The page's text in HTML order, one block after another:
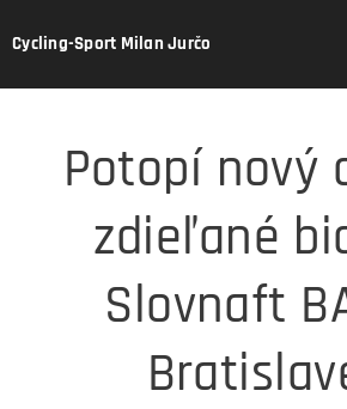
Cycling-Sport Milan Jurčo
Potopí nový
zdieľané
Slovnaft